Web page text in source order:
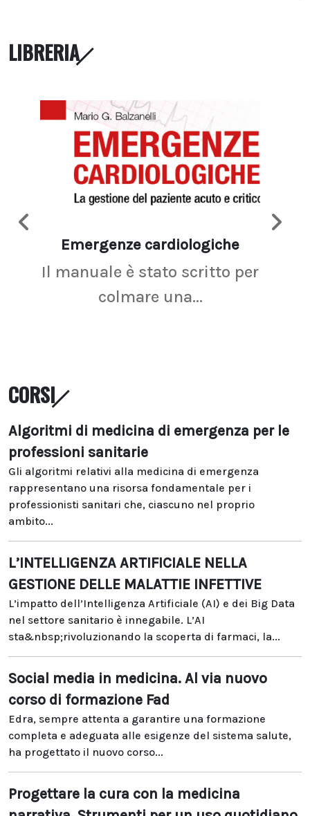
LIBRERIA
Emergenze cardiologiche
Il manuale è stato scritto per
colmare una...
CORSI
Algoritmi di medicina di emergenza per le
professioni sanitarie
Gli algoritmi relativi alla medicina di emergenza
rappresentano una risorsa fondamentale per i
professionisti sanitari che, ciascuno nel proprio
ambito...
L’INTELLIGENZA ARTIFICIALE NELLA
GESTIONE DELLE MALATTIE INFETTIVE
L’impatto dell’Intelligenza Artificiale (AI) e dei Big Data
nel settore sanitario è innegabile. L’AI
sta&nbsp;rivoluzionando la scoperta di farmaci, la...
Social media in medicina. Al via nuovo
corso di formazione Fad
Edra, sempre attenta a garantire una formazione
completa e adeguata alle esigenze del sistema salute,
ha progettato il nuovo corso...
Progettare la cura con la medicina